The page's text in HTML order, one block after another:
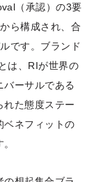
（承認）の3要
ら構成され、合
です。ブランド
は、RIが世界の
バーサルである
れた態度ステー
ベネフィットの